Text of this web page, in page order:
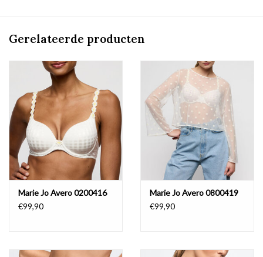
Gerelateerde producten
Marie Jo Avero 0200416
€99,90
Marie Jo Avero 0800419
€99,90